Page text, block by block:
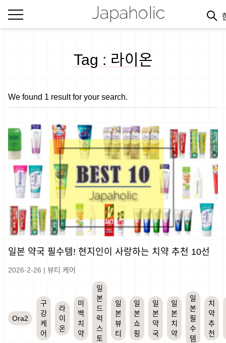
Tag : 라이온
We found 1 result for your search.
일본 약국 필수템! 현지인이 사랑하는 치약 추천 10선
2026-2-26 | 뷰티 케어
Ora2
구
강
케
어
라
이
온
미
백
치
약
일
본
드
럭
스
토
일
본
뷰
티
일
본
쇼
핑
일
본
약
국
일
본
치
약
일
본
필
수
템
치
약
추
천